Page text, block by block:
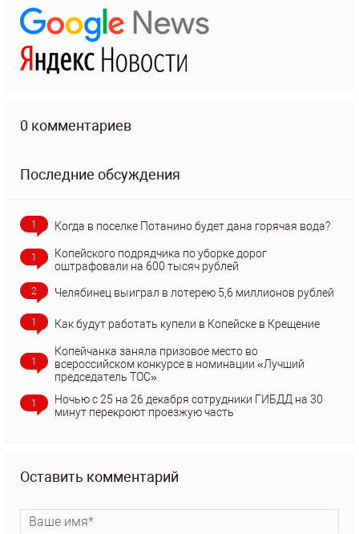
0 комментариев
Последние обсуждения
1 Когда в поселке Потанино будет дана горячая вода?
1
Копейского подрядчика по уборке дорог
оштрафовали на 600 тысяч рублей
2 Челябинец выиграл в лотерею 5,6 миллионов рублей
1 Как будут работать купели в Копейске в Крещение
1
Копейчанка заняла призовое место во
всероссийском конкурсе в номинации «Лучший
председатель ТОС»
1
Ночью с 25 на 26 декабря сотрудники ГИБДД на 30
минут перекроют проезжую часть
Оставить комментарий